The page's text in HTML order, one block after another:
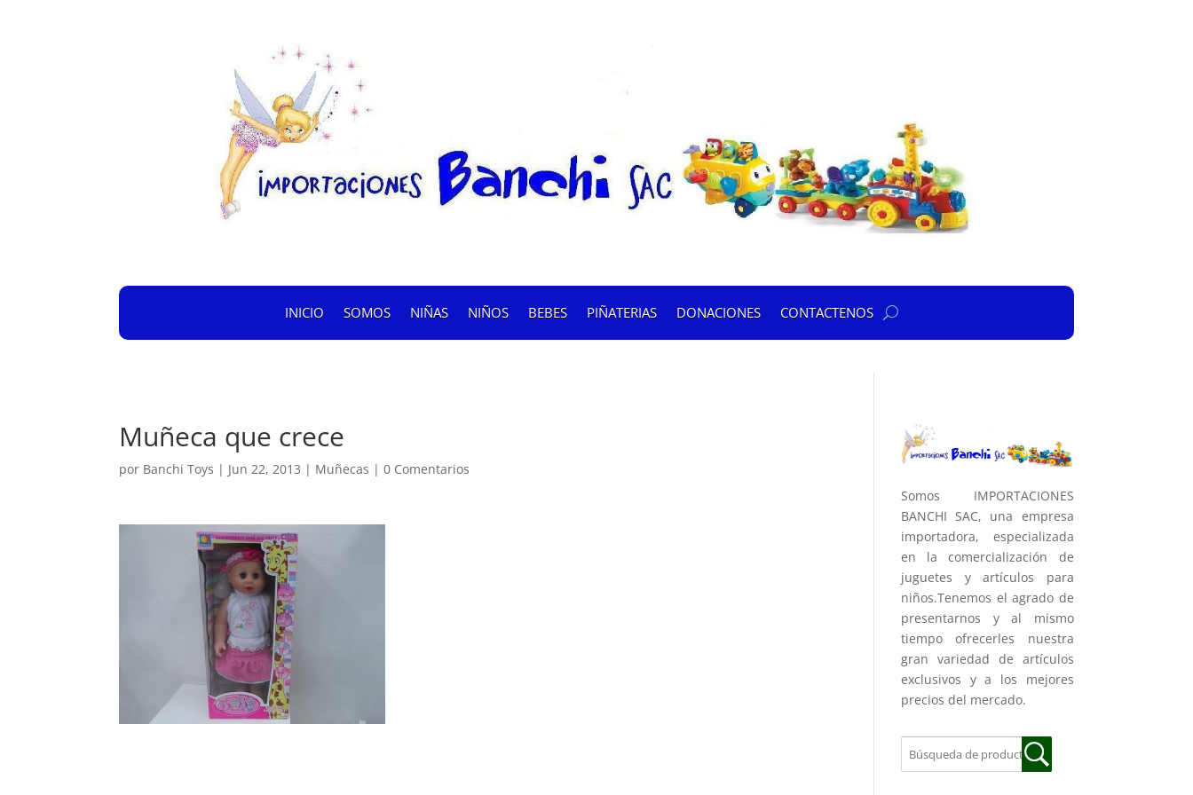
INICIO SOMOS NIÑAS NIÑOS BEBES PIÑATERIAS DONACIONES CONTACTENOS
Muñeca que crece
por Banchi Toys | Jun 22, 2013 | Muñecas |0 Comentarios
Somos IMPORTACIONES
BANCHI SAC, una empresa
importadora, especializada
en la comercialización de
juguetes y artículos para
niños.Tenemos el agrado de
presentarnos y al mismo
tiempo ofrecerles nuestra
gran variedad de artículos
exclusivos y a los mejores
precios del mercado.